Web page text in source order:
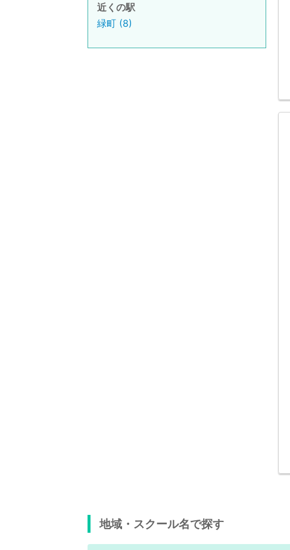
近くの駅
緑町 (8)
地域・スクール名で探す